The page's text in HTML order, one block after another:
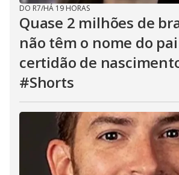
DO R7/HÁ 19 HORAS
Quase 2 milhões de
não têm o nome do
certidão de
#Shorts